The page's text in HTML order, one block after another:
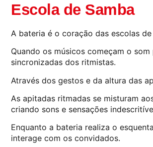
Escola de Samba
A bateria é o coração das escolas
Quando os músicos começam o
sincronizadas dos ritmistas.
Através dos gestos e da altura das
As apitadas ritmadas se misturam
criando sons e sensações
Enquanto a bateria realiza o
interage com os convidados.